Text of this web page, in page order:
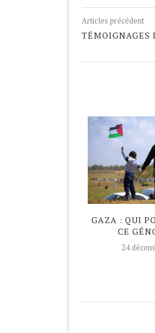
Articles précédent
TÉMOIGNAGES
GAZA : QUI
CE
24